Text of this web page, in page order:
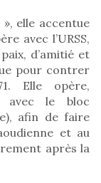
elle accentue
avec l’URSS,
d’amitié et
pour contrer
Elle opère,
avec le bloc
afin de faire
et au
après la